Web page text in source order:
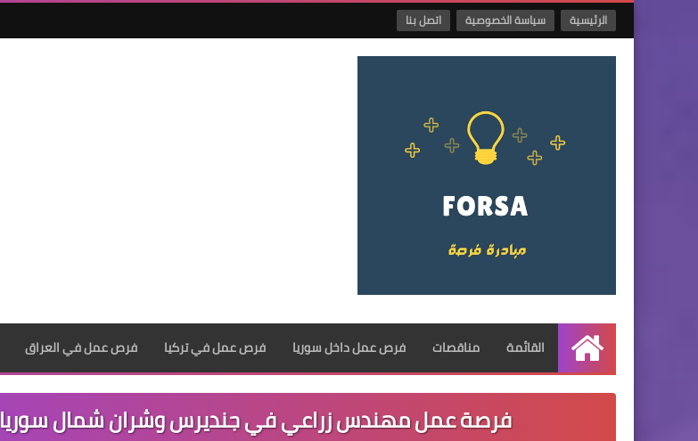
الرئيسية سياسة الخصوصية اتصل بنا
الرئيسية
القائمة مناقصات فرص عمل داخل سوريا فرص عمل في تركيا فرص عمل في العراق
فرصة عمل مهندس زراعي في جنديرس وشران شمال سوريا